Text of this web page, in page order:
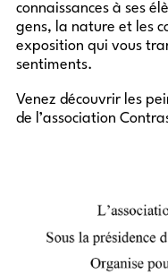
connaissances à ses
gens, la nature et les
exposition qui vous
sentiments.
Venez découvrir les
de l’association